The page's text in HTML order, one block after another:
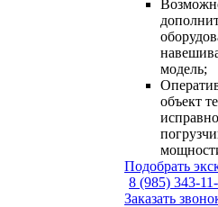
модель;
объект
Подобрать
8 (985) 343-11-
Заказать